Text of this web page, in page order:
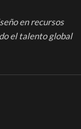
en recursos
el talento global